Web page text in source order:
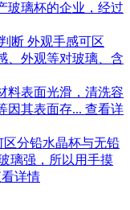
玻璃杯的企业，经过
断 外观手感可区
、外观等对玻璃、含
料表面光滑，清洗容
因其表面存... 查看详
区分铅水晶杯与无铅
璃强，所以用手摸
详情